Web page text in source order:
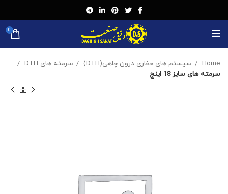
0
Home سیستم های حفاری درون چاهی(DTH)
سرمته های DTH
سرمته های سایز 18 اینچ